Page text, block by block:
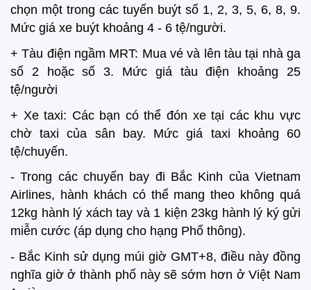
chọn một trong các tuyến buýt số 1, 2, 3, 5, 6, 8, 9.
Mức giá xe buýt khoảng 4 - 6 tệ/người.
+ Tàu điện ngầm MRT: Mua vé và lên tàu tại nhà ga
số 2 hoặc số 3. Mức giá tàu điện khoảng 25
tệ/người
+ Xe taxi: Các bạn có thể đón xe tại các khu vực
chờ taxi của sân bay. Mức giá taxi khoảng 60
tệ/chuyến.
- Trong các chuyến bay đi Bắc Kinh của Vietnam
Airlines, hành khách có thể mang theo không quá
12kg hành lý xách tay và 1 kiện 23kg hành lý ký gửi
miễn cước (áp dụng cho hạng Phổ thông).
- Bắc Kinh sử dụng múi giờ GMT+8, điều này đồng
nghĩa giờ ở thành phố này sẽ sớm hơn ở Việt Nam